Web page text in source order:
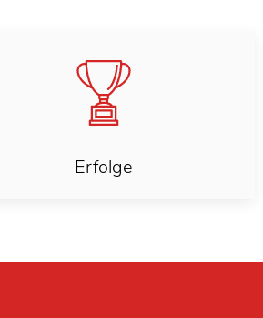
Erfolge